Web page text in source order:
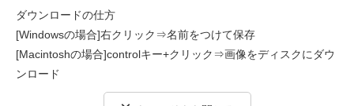
ダウンロードの仕方
[Windowsの場合]右クリック⇒名前をつけて保存
[Macintoshの場合]controlキー+クリック⇒画像をディスクにダウ
ンロード